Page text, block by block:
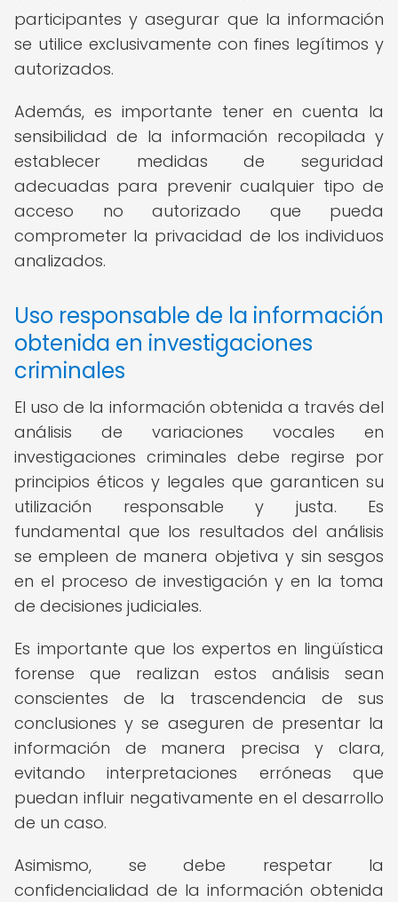
participantes y asegurar que la información
se utilice exclusivamente con fines legítimos y
autorizados.
Además, es importante tener en cuenta la
sensibilidad de la información recopilada y
establecer medidas de seguridad
adecuadas para prevenir cualquier tipo de
acceso no autorizado que pueda
comprometer la privacidad de los individuos
analizados.
Uso responsable de la información
obtenida en investigaciones
criminales
El uso de la información obtenida a través del
análisis de variaciones vocales en
investigaciones criminales debe regirse por
principios éticos y legales que garanticen su
utilización responsable y justa. Es
fundamental que los resultados del análisis
se empleen de manera objetiva y sin sesgos
en el proceso de investigación y en la toma
de decisiones judiciales.
Es importante que los expertos en lingüística
forense que realizan estos análisis sean
conscientes de la trascendencia de sus
conclusiones y se aseguren de presentar la
información de manera precisa y clara,
evitando interpretaciones erróneas que
puedan influir negativamente en el desarrollo
de un caso.
Asimismo, se debe respetar la
confidencialidad de la información obtenida